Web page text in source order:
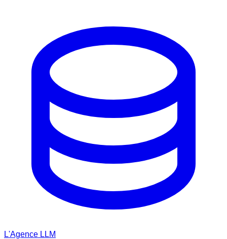
L'Agence LLM